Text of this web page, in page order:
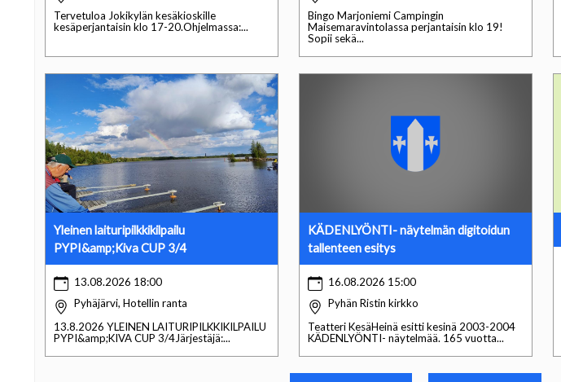
Tervetuloa Jokikylän kesäkioskille
kesäperjantaisin klo 17-20.Ohjelmassa:...
Bingo Marjoniemi Campingin
Maisemaravintolassa perjantaisin klo 19!
Sopii sekä...
Yleinen laituripilkkikilpailu
PYPI&amp;Kiva CUP 3/4
13.08.2026 18:00
Pyhäjärvi, Hotellin ranta
13.8.2026 YLEINEN LAITURIPILKKIKILPAILU
PYPI&amp;KIVA CUP 3/4Järjestäjä:...
KÄDENLYÖNTI- näytelmän digitoidun
tallenteen esitys
16.08.2026 15:00
Pyhän Ristin kirkko
Teatteri KesäHeinä esitti kesinä 2003-2004
KÄDENLYÖNTI- näytelmää. 165 vuotta...